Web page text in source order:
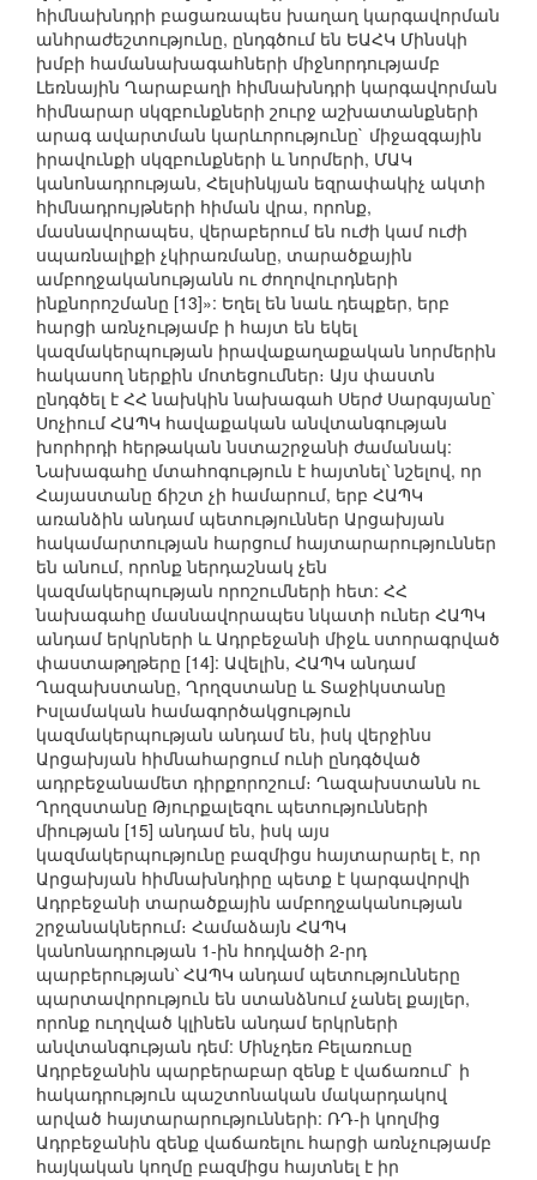
հիմնախնդրի բացառապես խաղաղ կարգավորման
անհրաժեշտությունը, ընդգծում են ԵԱՀԿ Մինսկի
խմբի համանախագահների միջնորդությամբ
Լեռնային Ղարաբաղի հիմնախնդրի կարգավորման
հիմնարար սկզբունքների շուրջ աշխատանքների
արագ ավարտման կարևորությունը` միջազգային
իրավունքի սկզբունքների և նորմերի, ՄԱԿ
կանոնադրության, Հելսինկյան եզրափակիչ ակտի
հիմնադրույթների հիման վրա, որոնք,
մասնավորապես, վերաբերում են ուժի կամ ուժի
սպառնալիքի չկիրառմանը, տարածքային
ամբողջականությանն ու ժողովուրդների
ինքնորոշմանը [13]»: Եղել են նաև դեպքեր, երբ
հարցի առնչությամբ ի հայտ են եկել
կազմակերպության իրավաքաղաքական նորմերին
հակասող ներքին մոտեցումներ։ Այս փաստն
ընդգծել է ՀՀ նախկին նախագահ Սերժ Սարգսյանը`
Սոչիում ՀԱՊԿ հավաքական անվտանգության
խորհրդի հերթական նստաշրջանի ժամանակ:
Նախագահը մտահոգություն է հայտնել՝ նշելով, որ
Հայաստանը ճիշտ չի համարում, երբ ՀԱՊԿ
առանձին անդամ պետություններ Արցախյան
հակամարտության հարցում հայտարարություններ
են անում, որոնք ներդաշնակ չեն
կազմակերպության որոշումների հետ: ՀՀ
նախագահը մասնավորապես նկատի ուներ ՀԱՊԿ
անդամ երկրների և Ադրբեջանի միջև ստորագրված
փաստաթղթերը [14]: Ավելին, ՀԱՊԿ անդամ
Ղազախստանը, Ղրղզստանը և Տաջիկստանը
Իսլամական համագործակցություն
կազմակերպության անդամ են, իսկ վերջինս
Արցախյան հիմնահարցում ունի ընդգծված
ադրբեջանամետ դիրքորոշում։ Ղազախստանն ու
Ղրղզստանը Թյուրքալեզու պետությունների
միության [15] անդամ են, իսկ այս
կազմակերպությունը բազմիցս հայտարարել է, որ
Արցախյան հիմնախնդիրը պետք է կարգավորվի
Ադրբեջանի տարածքային ամբողջականության
շրջանակներում։ Համաձայն ՀԱՊԿ
կանոնադրության 1-ին հոդվածի 2-րդ
պարբերության՝ ՀԱՊԿ անդամ պետությունները
պարտավորություն են ստանձնում չանել քայլեր,
որոնք ուղղված կլինեն անդամ երկրների
անվտանգության դեմ: Մինչդեռ Բելառուսը
Ադրբեջանին պարբերաբար զենք է վաճառում` ի
հակադրություն պաշտոնական մակարդակով
արված հայտարարությունների: ՌԴ-ի կողմից
Ադրբեջանին զենք վաճառելու հարցի առնչությամբ
հայկական կողմը բազմիցս հայտնել է իր